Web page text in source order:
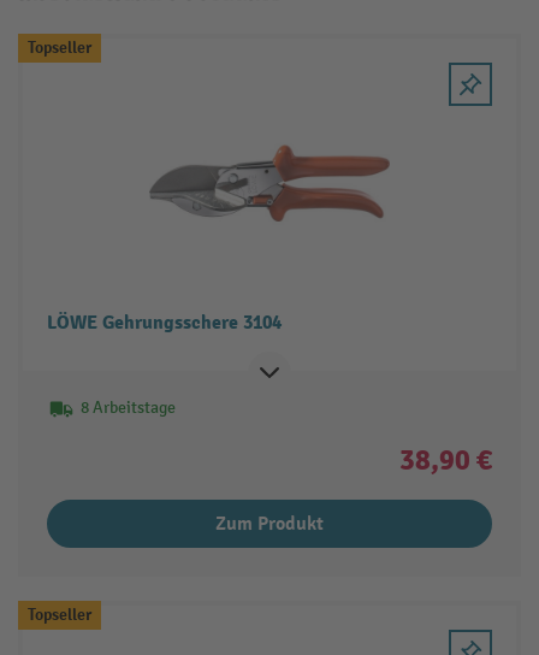
Topseller
LÖWE Gehrungsschere 3104
8 Arbeitstage
38,90 €
Zum Produkt
Topseller